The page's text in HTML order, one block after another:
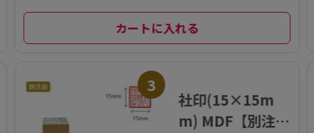
カートに入れる
3
社印(15×15m
m) MDF【別注ゴ